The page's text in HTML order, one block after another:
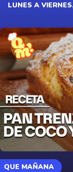
LUNES A
QUE MAÑANA